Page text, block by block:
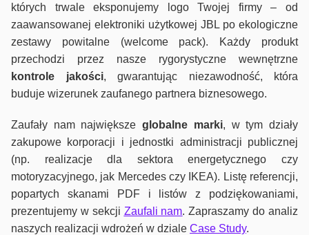
których trwale eksponujemy logo Twojej firmy – od
zaawansowanej elektroniki użytkowej JBL po ekologiczne
zestawy powitalne (welcome pack). Każdy produkt
przechodzi przez nasze rygorystyczne wewnętrzne
kontrole jakości, gwarantując niezawodność, która
buduje wizerunek zaufanego partnera biznesowego.
Zaufały nam największeglobalne marki, w tym działy
zakupowe korporacji i jednostki administracji publicznej
(np. realizacje dla sektora energetycznego czy
motoryzacyjnego, jak Mercedes czy IKEA). Listę referencji,
popartych skanami PDF i listów z podziękowaniami,
prezentujemy w sekcji Zaufali nam. Zapraszamy do analiz
naszych realizacji wdrożeń w dziale Case Study.